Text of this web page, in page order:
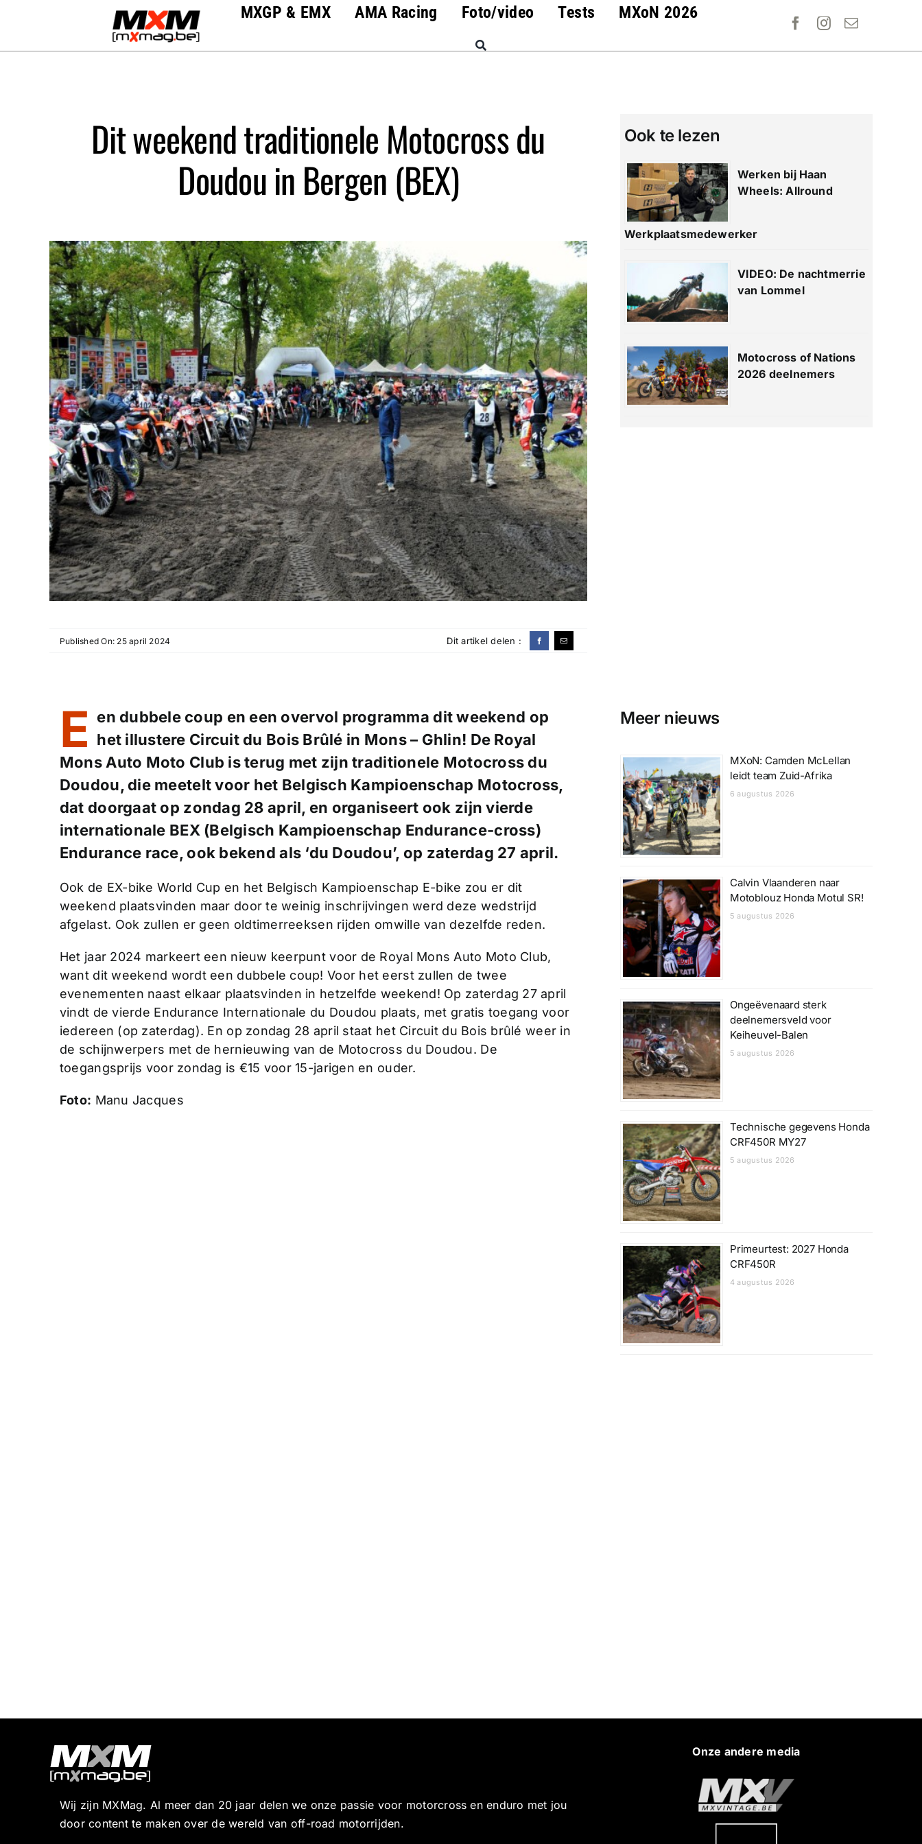
MXGP & EMX AMA Racing Foto/video Tests MXoN 2026
Dit weekend traditionele Motocross du
Doudou in Bergen (BEX)
Ook te lezen
Werken bij Haan
Wheels: Allround
Werkplaatsmedewerker
VIDEO: De nachtmerrie
van Lommel
Motocross of Nations
2026 deelnemers
Published On: 25 april 2024 Dit artikel delen :
E en dubbele coup en een overvol programma dit weekend op
het illustere Circuit du Bois Brûlé in Mons – Ghlin! De Royal
Mons Auto Moto Club is terug met zijn traditionele Motocross du
Doudou, die meetelt voor het Belgisch Kampioenschap Motocross,
dat doorgaat op zondag 28 april, en organiseert ook zijn vierde
internationale BEX (Belgisch Kampioenschap Endurance-cross)
Endurance race, ook bekend als ‘du Doudou’, op zaterdag 27 april.
Ook de EX-bike World Cup en het Belgisch Kampioenschap E-bike zou er dit
weekend plaatsvinden maar door te weinig inschrijvingen werd deze wedstrijd
afgelast. Ook zullen er geen oldtimerreeksen rijden omwille van dezelfde reden.
Het jaar 2024 markeert een nieuw keerpunt voor de Royal Mons Auto Moto Club,
want dit weekend wordt een dubbele coup! Voor het eerst zullen de twee
evenementen naast elkaar plaatsvinden in hetzelfde weekend! Op zaterdag 27 april
vindt de vierde Endurance Internationale du Doudou plaats, met gratis toegang voor
iedereen (op zaterdag). En op zondag 28 april staat het Circuit du Bois brûlé weer in
de schijnwerpers met de hernieuwing van de Motocross du Doudou. De
toegangsprijs voor zondag is €15 voor 15-jarigen en ouder.
Foto: Manu Jacques
Meer nieuws
MXoN: Camden McLellan
leidt team Zuid-Afrika
6 augustus 2026
Calvin Vlaanderen naar
Motoblouz Honda Motul SR!
5 augustus 2026
Ongeëvenaard sterk
deelnemersveld voor
Keiheuvel-Balen
5 augustus 2026
Technische gegevens Honda
CRF450R MY27
5 augustus 2026
Primeurtest: 2027 Honda
CRF450R
4 augustus 2026
Wij zijn MXMag. Al meer dan 20 jaar delen we onze passie voor motorcross en enduro met jou
door content te maken over de wereld van off-road motorrijden.
Onze andere media